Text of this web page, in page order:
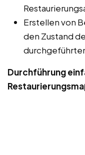
Erstellen von
den Zustand
Durchführung